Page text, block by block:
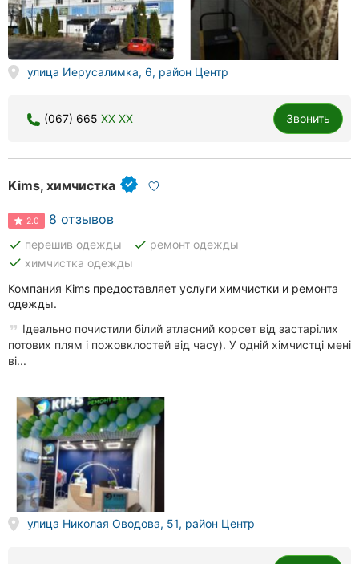
улица Иерусалимка, 6, район Центр
(067) 665 XX XX Звонить
Kims, химчистка
2.0 8 отзывов
done перешив одежды done ремонт одежды
done химчистка одежды
Компания Kims предоставляет услуги химчистки и ремонта
одежды.
Ідеально почистили білий атласний корсет від застарілих
потових плям і пожовклостей від часу). У одній хімчистці мені
ві...
улица Николая Оводова, 51, район Центр